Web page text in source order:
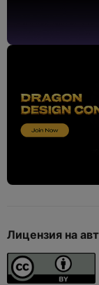
Лицензия на